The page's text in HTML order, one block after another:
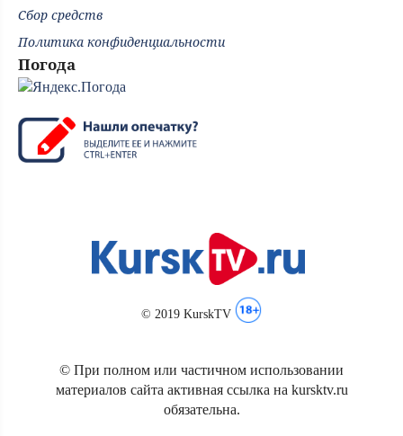
Сбор средств
Политика конфиденциальности
Погода
© 2019 KurskTV
© При полном или частичном использовании
материалов сайта активная ссылка на kursktv.ru
обязательна.